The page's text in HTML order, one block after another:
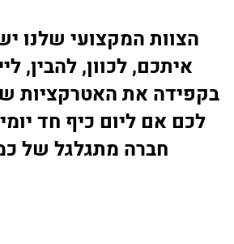
הצוות המקצועי שלנו
איתכם, לכוון, להבין,
בקפידה את האטרקציות
לכם אם ליום כיף חד
חברה מתגלגל של